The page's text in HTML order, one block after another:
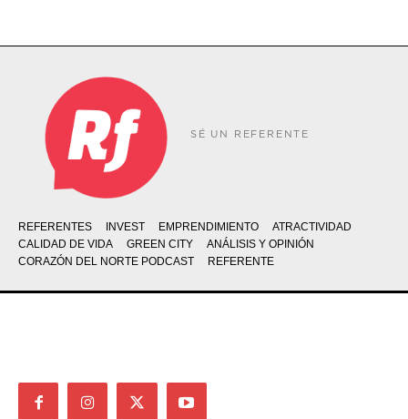
SÉ UN REFERENTE
REFERENTES INVEST EMPRENDIMIENTO
ATRACTIVIDAD
CALIDAD DE VIDA
GREEN CITY
ANÁLISIS Y OPINIÓN
CORAZÓN DEL NORTE PODCAST
REFERENTE